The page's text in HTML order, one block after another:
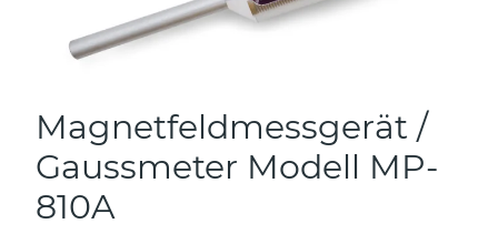
Magnetfeldmessgerät /
Gaussmeter Modell MP-
810A